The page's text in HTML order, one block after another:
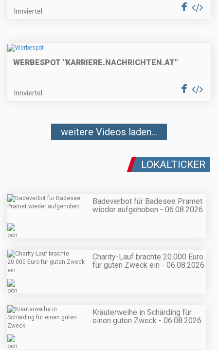
Innviertel
WERBESPOT "KARRIERE.NACHRICHTEN.AT"
Innviertel
weitere Videos laden...
LOKALTICKER
Badeverbot für Badesee Pramet
wieder aufgehoben - 06.08.2026
Charity-Lauf brachte 20.000 Euro
für guten Zweck ein - 06.08.2026
Kräuterweihe in Schärding für
einen guten Zweck - 06.08.2026